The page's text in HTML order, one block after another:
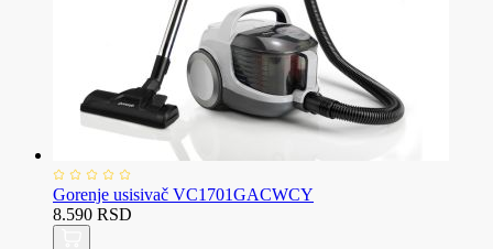
Gorenje usisivač VC1701GACWCY
8.590 RSD